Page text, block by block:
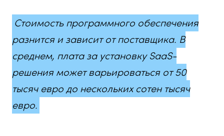
Стоимость программного обеспечения
разнится и зависит от поставщика. В
среднем, плата за установку SaaS-
решения может варьироваться от 50
тысяч евро до нескольких сотен тысяч
евро.